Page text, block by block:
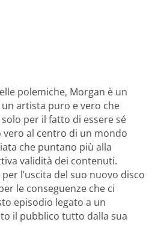
polemiche, Morgan è un
artista puro e vero che
per il fatto di essere sé
al centro di un mondo
che puntano più alla
validità dei contenuti.
l’uscita del suo nuovo disco
le conseguenze che ci
episodio legato a un
il pubblico tutto dalla sua